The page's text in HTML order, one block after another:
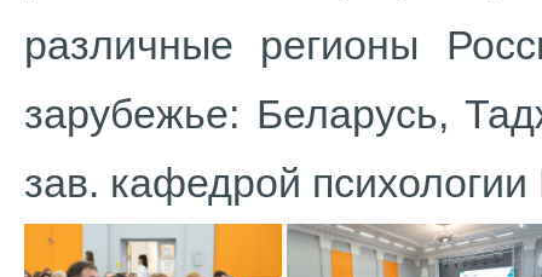
различные регионы
зарубежье: Беларусь,
зав. кафедрой